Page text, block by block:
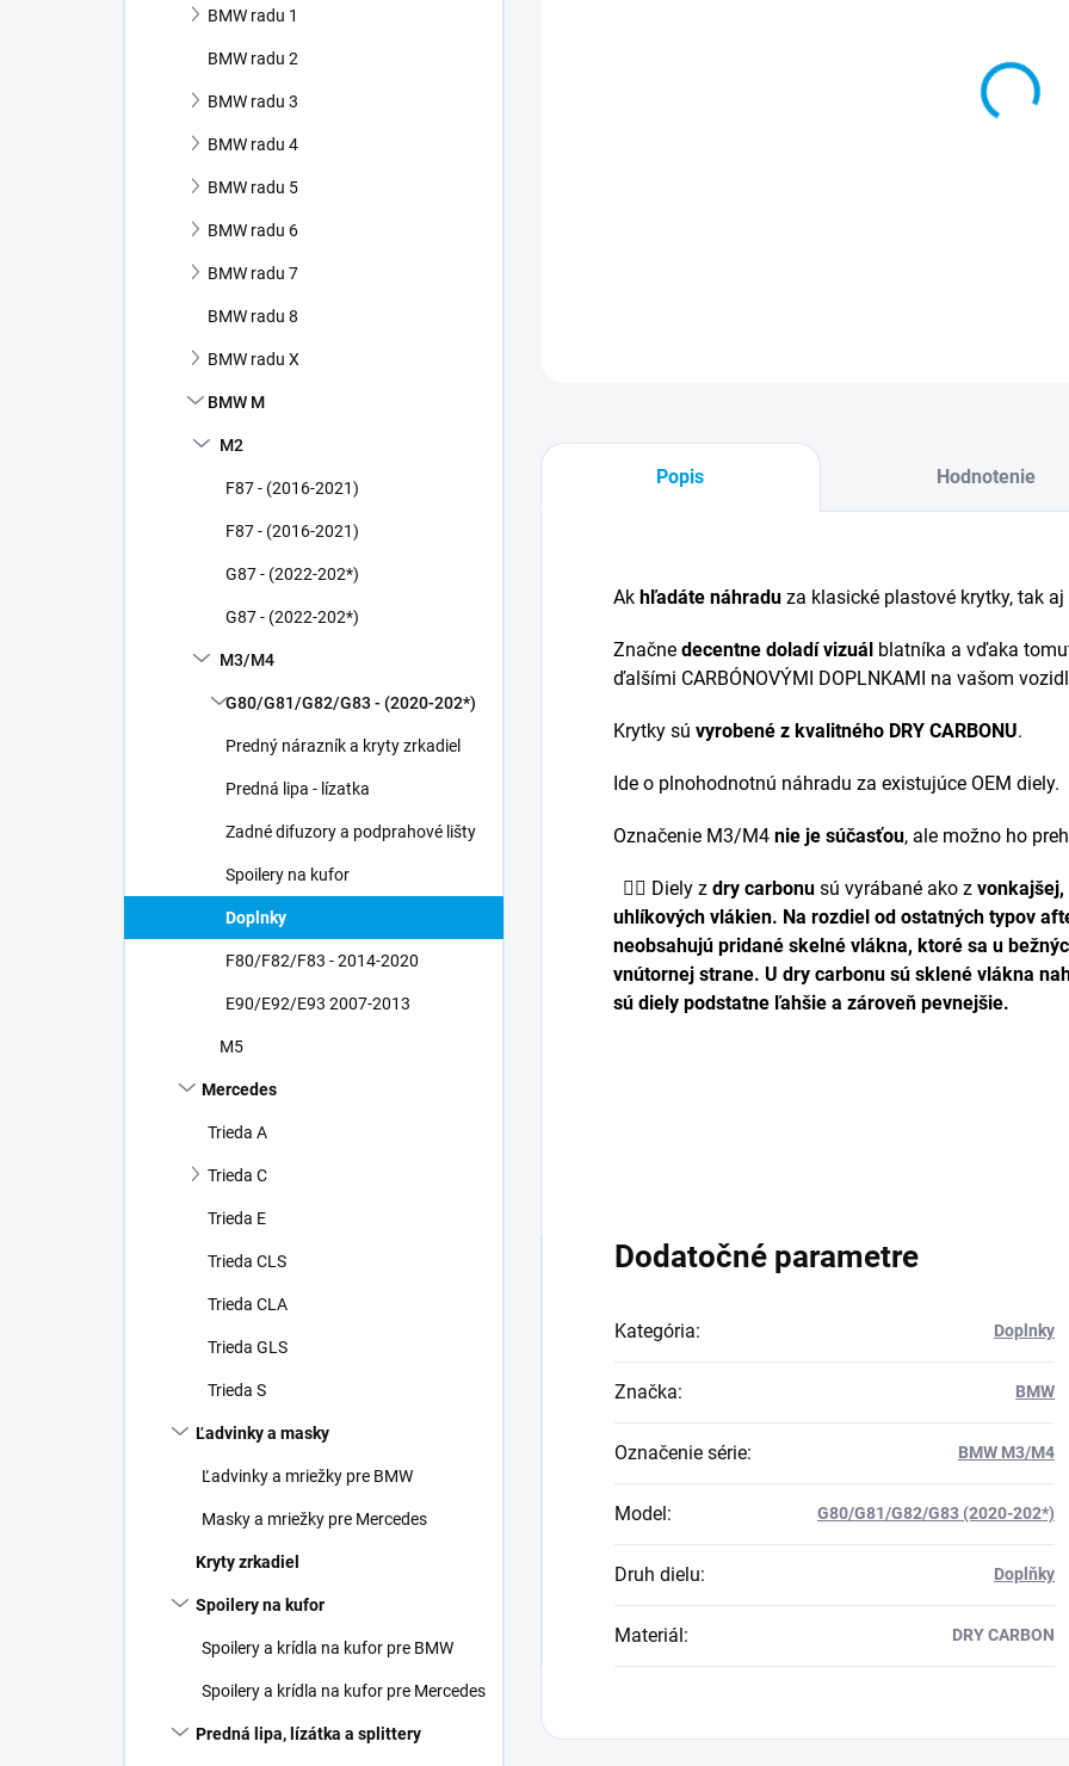
BMW radu 1
BMW radu 2
BMW radu 3
BMW radu 4
BMW radu 5
BMW radu 6
BMW radu 7
BMW radu 8
BMW radu X
BMW M
M2
F87 - (2016-2021)
F87 - (2016-2021)
G87 - (2022-202*)
G87 - (2022-202*)
M3/M4
G80/G81/G82/G83 - (2020-202*)
Predný nárazník a kryty zrkadiel
Predná lipa - lízatka
Zadné difuzory a podprahové lišty
Spoilery na kufor
Doplnky
F80/F82/F83 - 2014-2020
E90/E92/E93 2007-2013
M5
Mercedes
Trieda A
Trieda C
Trieda E
Trieda CLS
Trieda CLA
Trieda GLS
Trieda S
Ľadvinky a masky
Ľadvinky a mriežky pre BMW
Masky a mriežky pre Mercedes
Kryty zrkadiel
Spoilery na kufor
Spoilery a krídla na kufor pre BMW
Spoilery a krídla na kufor pre Mercedes
Predná lipa, lízátka a splittery
Popis Hodnotenie
Ak hľadáte náhradu za klasické plastové krytky, tak
Značne decentne doladí vizuál blatníka a vďaka
ďalšími CARBÓNOVÝMI DOPLNKAMI na vašom
Krytky sú vyrobené z kvalitného DRY CARBONU.
Ide o plnohodnotnú náhradu za existujúce OEM diely.
Označenie M3/M4 nie je súčasťou, ale možno ho
👉🏼 Diely z dry carbonu sú vyrábané ako z
uhlíkových vlákien. Na rozdiel od ostatných typov
neobsahujú pridané skelné vlákna, ktoré sa u
vnútornej strane. U dry carbonu sú sklené vlákna
sú diely podstatne ľahšie a zároveň pevnejšie.
Dodatočné parametre
Kategória: Doplnky
Značka: BMW
Označenie série: BMW M3/M4
Model: G80/G81/G82/G83 (2020-202*)
Druh dielu: Doplňky
Materiál: DRY CARBON